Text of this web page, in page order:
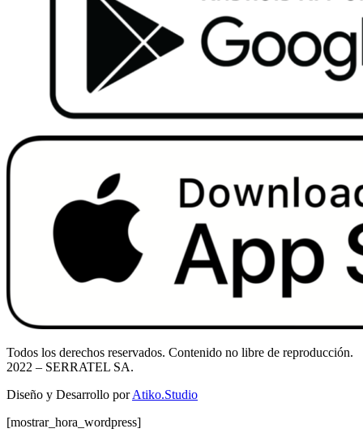
Todos los derechos reservados. Contenido no libre de reproducción.
2022 – SERRATEL SA.
Diseño y Desarrollo porAtiko.Studio
[mostrar_hora_wordpress]